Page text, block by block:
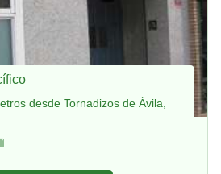
desde Tornadizos de Ávila,